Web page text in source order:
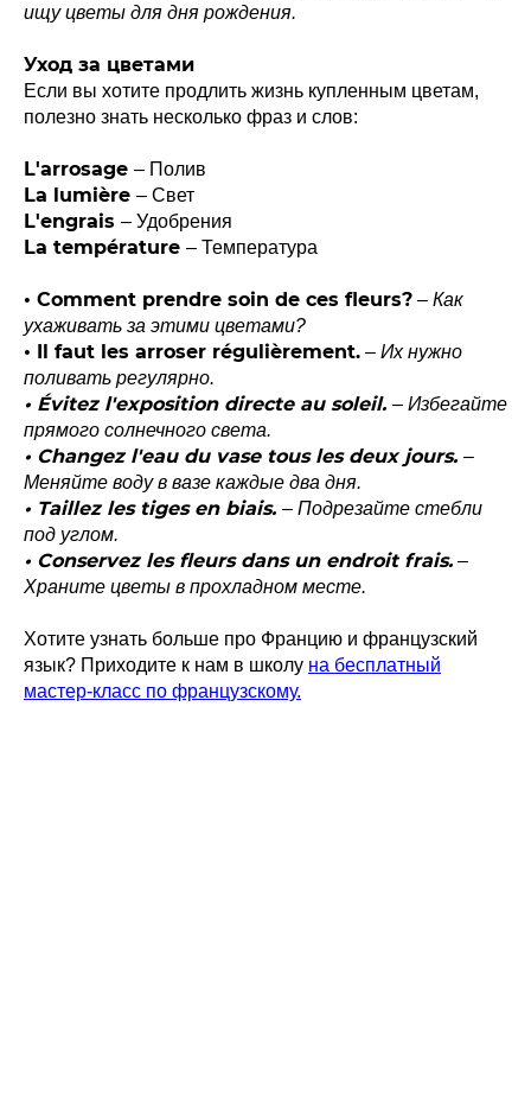
ищу цветы для дня рождения.
Уход за цветами
Если вы хотите продлить жизнь купленным цветам,
полезно знать несколько фраз и слов:
L'arrosage – Полив
La lumière – Свет
L'engrais – Удобрения
La température – Температура
• Comment prendre soin de ces fleurs? – Как
ухаживать за этими цветами?
• Il faut les arroser régulièrement. – Их нужно
поливать регулярно.
• Évitez l'exposition directe au soleil. – Избегайте
прямого солнечного света.
• Changez l'eau du vase tous les deux jours. –
Меняйте воду в вазе каждые два дня.
• Taillez les tiges en biais. – Подрезайте стебли
под углом.
• Conservez les fleurs dans un endroit frais. –
Храните цветы в прохладном месте.
Хотите узнать больше про Францию и французский
язык? Приходите к нам в школу на бесплатный
мастер-класс по французскому.